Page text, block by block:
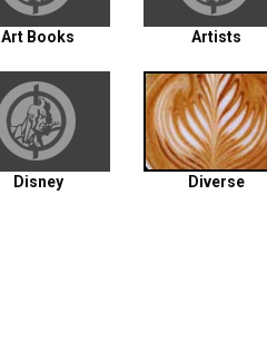
Art Books Artists
Disney Diverse